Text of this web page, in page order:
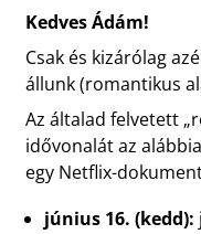
Kedves Ádám!
Csak és kizárólag
állunk (romantikus
Az általad felvetett
idővonalát az
egy Netflix-
június 16. (kedd):